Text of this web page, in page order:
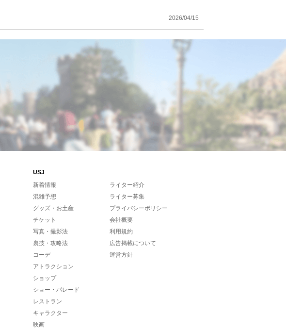
2026/04/15
USJ
新着情報
混雑予想
グッズ・お土産
チケット
写真・撮影法
裏技・攻略法
コーデ
アトラクション
ショップ
ショー・パレード
レストラン
キャラクター
映画
ライター紹介
ライター募集
プライバシーポリシー
会社概要
利用規約
広告掲載について
運営方針